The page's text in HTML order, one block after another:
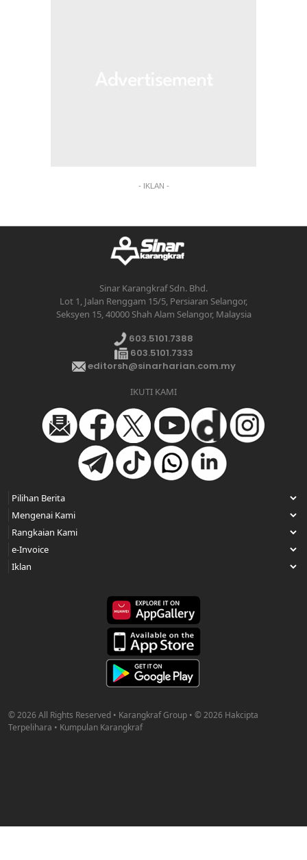
- IKLAN -
Sinar Karangkraf Sdn. Bhd.
Lot 1, Jalan Renggam 15/5, Persiaran Selangor,
Seksyen 15, 40000 Shah Alam Selangor, Malaysia
603.5101.7388
603.5101.7333
editorsh@sinarharian.com.my
IKUTI KAMI
© 2026 All Rights Reserved • Karangkraf Group • © 2026 Hakcipta
Terpelihara • Kumpulan Karangkraf